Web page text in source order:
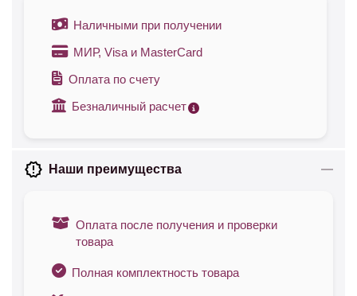
Наличными при получении
МИР, Visa и MasterCard
Оплата по счету
Безналичный расчет
Наши преимущества
Оплата после получения и проверки
товара
Полная комплектность товара